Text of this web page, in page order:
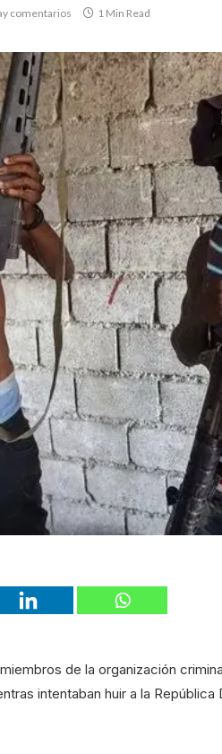
comentarios 1 Min Read
de la organización
intentaban huir a la República